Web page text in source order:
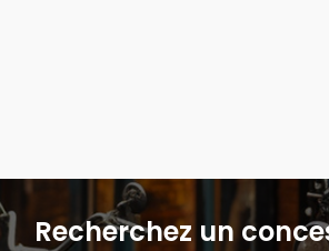
Recherchez un